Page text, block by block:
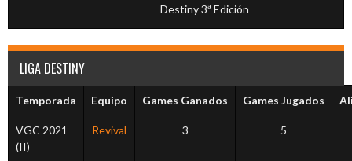
Destiny 3ª Edición
LIGA DESTINY
Temporada Equipo Games Ganados Games Jugados
VGC 2021
(II)
Revival 3 5